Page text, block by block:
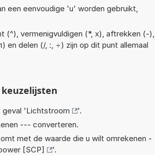
een eenvoudige 'u' worden gebruikt,
(^), vermenigvuldigen (*, x), aftrekken (-),
en delen (/, :, ÷) zijn op dit punt allemaal
geval 'Lichtstroom
'.
--- converteren.
met de waarde die u wilt omrekenen -
[SCP]
'.